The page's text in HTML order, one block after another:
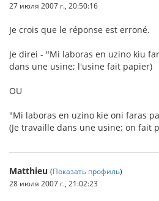
27 июля 2007 г., 20:50:16
Je crois que le réponse est erroné.
Je direi - "Mi laboras en uzino kiu
dans une usine; l'usine fait papier)
OU
"Mi laboras en uzino kie oni faras
(Je travaille dans une usine; on fait
Matthieu (Показать профиль)
28 июля 2007 г., 21:02:23